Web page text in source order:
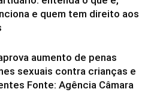
e quem tem direito aos
aumento de penas
sexuais contra crianças e
Fonte: Agência Câmara